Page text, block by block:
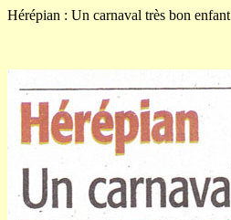
Hérépian : Un carnaval très bon enfant